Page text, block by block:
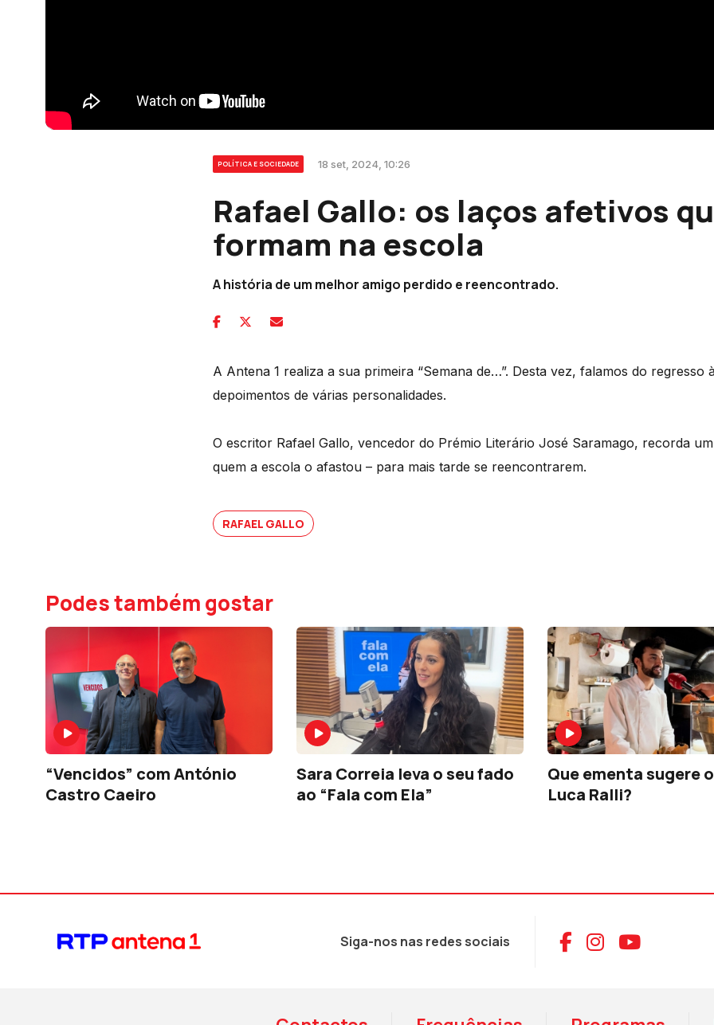
POLÍTICA E SOCIEDADE 18 set, 2024, 10:26
Rafael Gallo: os laços afetivos
formam na escola
A história de um melhor amigo perdido e reencontrado.
A Antena 1 realiza a sua primeira “Semana de…”. Desta vez, falamos do regresso
depoimentos de várias personalidades.
O escritor Rafael Gallo, vencedor do Prémio Literário José Saramago, recorda
quem a escola o afastou – para mais tarde se reencontrarem.
RAFAEL GALLO
Podes também gostar
“Vencidos” com António
Castro Caeiro
Sara Correia leva o seu fado
ao “Fala com Ela”
Que ementa sugere
Luca Ralli?
Siga-nos nas redes sociais Aceder ao
Aceder ao
Aceder